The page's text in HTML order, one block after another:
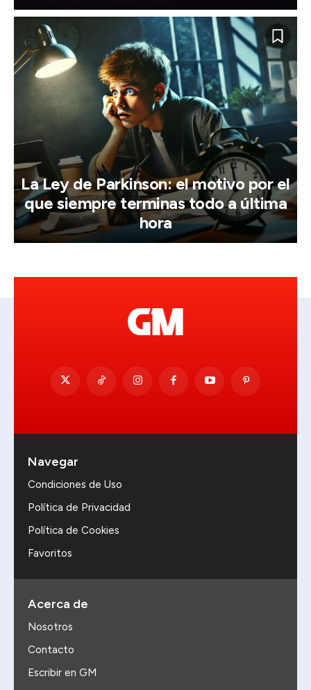
La Ley de Parkinson: el motivo por el
que siempre terminas todo a última
hora
Navegar
Condiciones de Uso
Política de Privacidad
Política de Cookies
Favoritos
Acerca de
Nosotros
Contacto
Escribir en GM